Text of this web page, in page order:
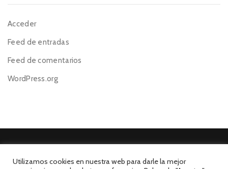
Acceder
Feed de entradas
Feed de comentarios
WordPress.org
Utilizamos cookies en nuestra web para darle la mejor